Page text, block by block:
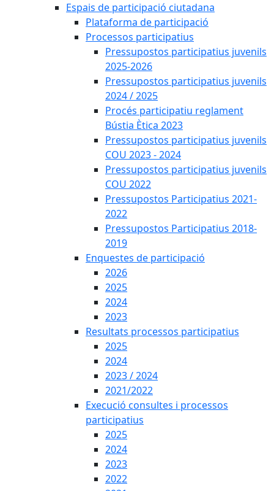
Espais de participació ciutadana
Plataforma de participació
Processos participatius
Pressupostos participatius juvenils
2025-2026
Pressupostos participatius juvenils
2024 / 2025
Procés participatiu reglament
Bústia Ètica 2023
Pressupostos participatius juvenils
COU 2023 - 2024
Pressupostos participatius juvenils
COU 2022
Pressupostos Participatius 2021-
2022
Pressupostos Participatius 2018-
2019
Enquestes de participació
2026
2025
2024
2023
Resultats processos participatius
2025
2024
2023 / 2024
2021/2022
Execució consultes i processos
participatius
2025
2024
2023
2022